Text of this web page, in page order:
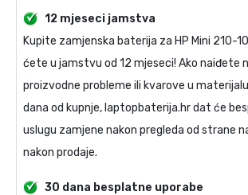
12 mjeseci jamstva
Kupite zamjenska baterija za HP Mini 210-
ćete u jamstvu od 12 mjeseci! Ako naiđete
proizvodne probleme ili kvarove u
dana od kupnje, laptopbaterija.hr dat će
uslugu zamjene nakon pregleda od strane
nakon prodaje.
30 dana besplatne uporabe